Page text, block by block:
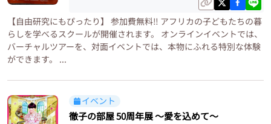
【自由研究にもぴったり】 参加費無料‼️ アフリカの子どもたちの暮
らしを学べるスクールが開催されます。 オンラインイベントでは、
バーチャルツアーを、対面イベントでは、本物にふれる特別な体験
ができます。 ...
イベント
徹子の部屋 50周年展 ～愛を込めて～